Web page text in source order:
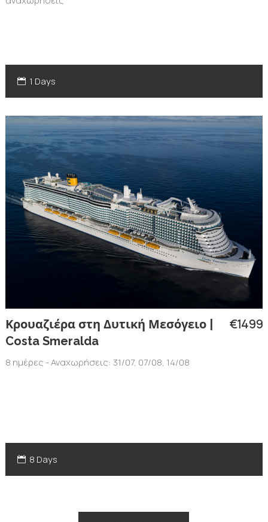
1 Days
Κρουαζιέρα στη Δυτική Μεσόγειο |
Costa Smeralda
€1499
8 ημέρες - Αναχωρήσεις: 31/07, 07/08, 14/08
8 Days